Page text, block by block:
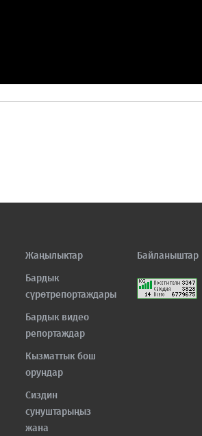
Жаңылыктар
Бардык
сүрөтрепортаждары
Бардык видео
репортаждар
Кызматтык бош
орундар
Сиздин
сунуштарыңыз
жана
Байланыштар